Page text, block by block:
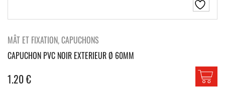
MÂT ET FIXATION, CAPUCHONS
CAPUCHON PVC NOIR EXTERIEUR Ø 60MM
1.20€